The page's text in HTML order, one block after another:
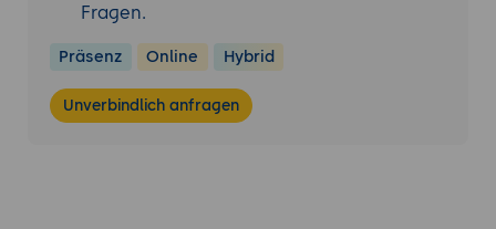
Fragen.
Präsenz Online Hybrid
Unverbindlich anfragen